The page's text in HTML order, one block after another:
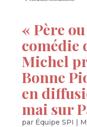
« Père
comédie
Michel
Bonne
en
mai sur
par Équipe SPI |